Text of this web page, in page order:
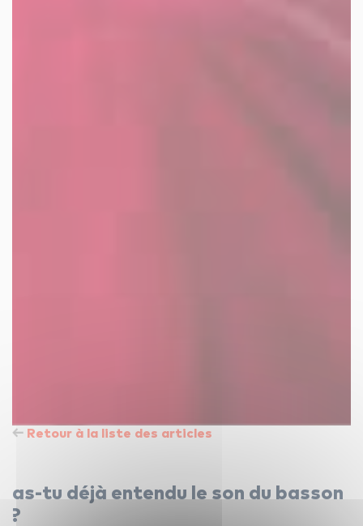
Retour à la liste des articles
as-tu déjà entendu le son du basson
?